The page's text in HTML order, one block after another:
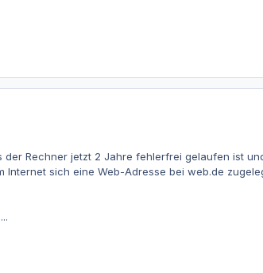
Rechner jetzt 2 Jahre fehlerfrei gelaufen ist
sich eine Web-Adresse bei web.de